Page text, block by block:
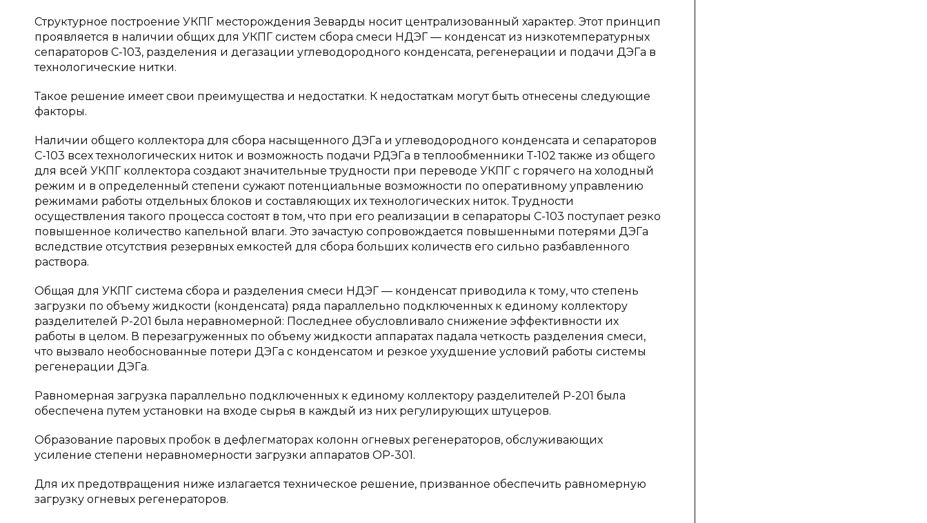
Структурное построение УКПГ месторождения Зеварды носит централизованный характер. Этот принцип
проявляется в наличии общих для УКПГ систем сбора смеси НДЭГ — конденсат из низкотемпературных
сепараторов С-103, разделения и дегазации углеводородного конденсата, регенерации и подачи ДЭГа в
технологические нитки.
Такое решение имеет свои преимущества и недостатки. К недостаткам могут быть отнесены следующие
факторы.
Наличии общего коллектора для сбора насыщенного ДЭГа и углеводородного конденсата и сепараторов
С-103 всех технологических ниток и возможность подачи РДЭГа в теплообменники Т-102 также из общего
для всей УКПГ коллектора создают значительные трудности при переводе УКПГ с горячего на холодный
режим и в определенный степени сужают потенциальные возможности по оперативному управлению
режимами работы отдельных блоков и составляющих их технологических ниток. Трудности
осуществления такого процесса состоят в том, что при его реализации в сепараторы С-103 поступает резко
повышенное количество капельной влаги. Это зачастую сопровождается повышенными потерями ДЭГа
вследствие отсутствия резервных емкостей для сбора больших количеств его сильно разбавленного
раствора.
Общая для УКПГ система сбора и разделения смеси НДЭГ — конденсат приводила к тому, что степень
загрузки по объему жидкости (конденсата) ряда параллельно подключенных к единому коллектору
разделителей Р-201 была неравномерной: Последнее обусловливало снижение эффективности их
работы в целом. В перезагруженных по объему жидкости аппаратах падала четкость разделения смеси,
что вызвало необоснованные потери ДЭГа с конденсатом и резкое ухудшение условий работы системы
регенерации ДЭГа.
Равномерная загрузка параллельно подключенных к единому коллектору разделителей Р-201 была
обеспечена путем установки на входе сырья в каждый из них регулирующих штуцеров.
Образование паровых пробок в дефлегматорах колонн огневых регенераторов, обслуживающих
усиление степени неравномерности загрузки аппаратов ОР-301.
Для их предотвращения ниже излагается техническое решение, призванное обеспечить равномерную
загрузку огневых регенераторов.